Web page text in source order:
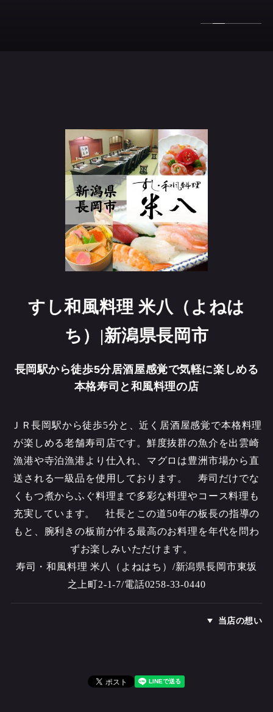
すし和風料理 米八（よねは
ち）|新潟県長岡市
長岡駅から徒歩5分居酒屋感覚で気軽に楽しめる
本格寿司と和風料理の店
ＪＲ長岡駅から徒歩5分と、近く居酒屋感覚で本格料理
が楽しめる老舗寿司店です。鮮度抜群の魚介を出雲崎
漁港や寺泊漁港より仕入れ、マグロは豊洲市場から直
送される一級品を使用しております。 寿司だけでな
くもつ煮からふぐ料理まで多彩な料理やコース料理も
充実しています。 社長とこの道50年の板長の指導の
もと、腕利きの板前が作る最高のお料理を年代を問わ
ずお楽しみいただけます。
寿司・和風料理 米八（よねはち）/新潟県長岡市東坂
之上町2-1-7/電話0258-33-0440
当店の想い